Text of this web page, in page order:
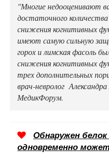
"Многие недооценивают
достаточного
снижения когнитивных
имеют самую сильную
горох и лимская фасоль
снижения когнитивных
трех дополнительных
врач-невролог
МедикФорум.
Обнаружен
одновременно